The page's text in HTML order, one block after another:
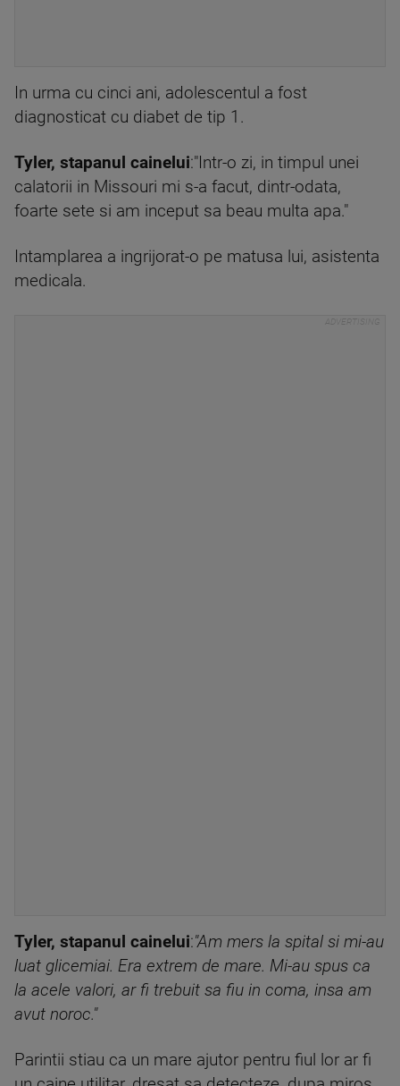
In urma cu cinci ani, adolescentul a fost
diagnosticat cu diabet de tip 1.
Tyler, stapanul cainelui:"Intr-o zi, in timpul unei
calatorii in Missouri mi s-a facut, dintr-odata,
foarte sete si am inceput sa beau multa apa."
Intamplarea a ingrijorat-o pe matusa lui, asistenta
medicala.
Tyler, stapanul cainelui:"Am mers la spital si mi-au
luat glicemiai. Era extrem de mare. Mi-au spus ca
la acele valori, ar fi trebuit sa fiu in coma, insa am
avut noroc."
Parintii stiau ca un mare ajutor pentru fiul lor ar fi